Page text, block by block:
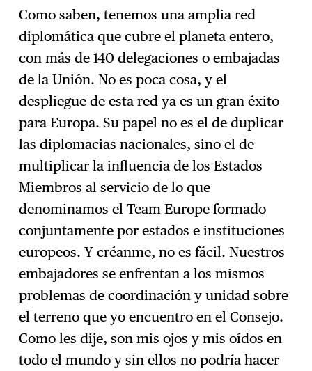
Como saben, tenemos una amplia red
diplomática que cubre el planeta entero,
con más de 140 delegaciones o embajadas
de la Unión. No es poca cosa, y el
despliegue de esta red ya es un gran éxito
para Europa. Su papel no es el de duplicar
las diplomacias nacionales, sino el de
multiplicar la influencia de los Estados
Miembros al servicio de lo que
denominamos el Team Europe formado
conjuntamente por estados e instituciones
europeos. Y créanme, no es fácil. Nuestros
embajadores se enfrentan a los mismos
problemas de coordinación y unidad sobre
el terreno que yo encuentro en el Consejo.
Como les dije, son mis ojos y mis oídos en
todo el mundo y sin ellos no podría hacer